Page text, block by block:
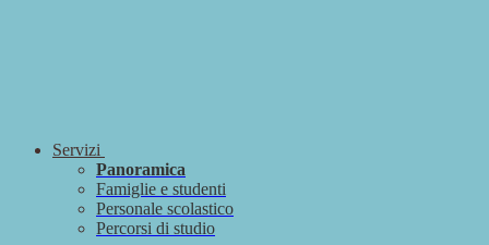
Servizi
Panoramica
Famiglie e studenti
Personale scolastico
Percorsi di studio